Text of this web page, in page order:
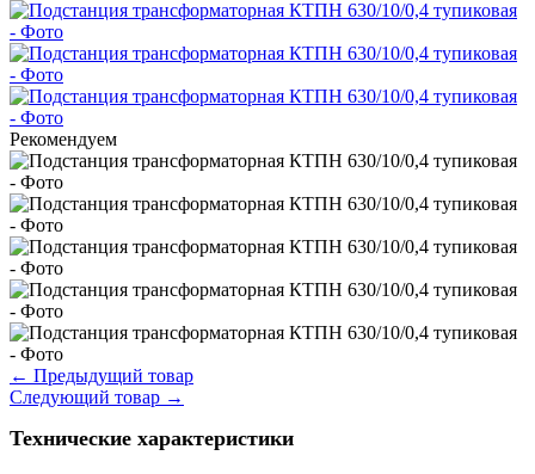
Рекомендуем
← Предыдущий товар
Следующий товар →
Технические характеристики